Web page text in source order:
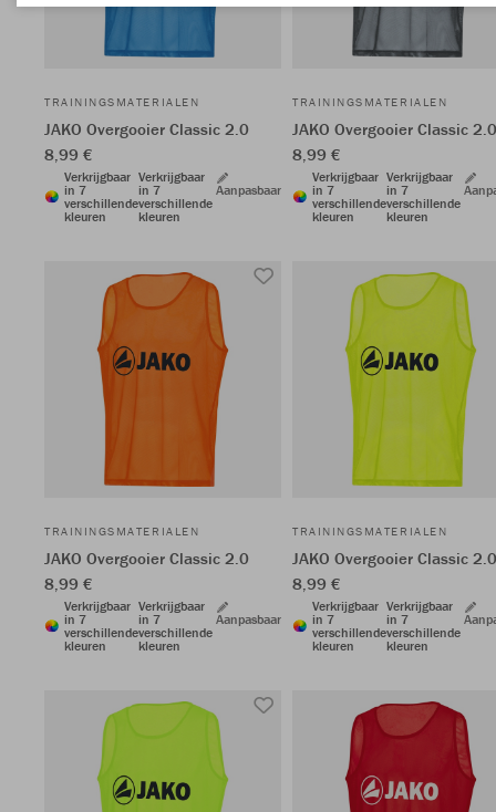
TRAININGSMATERIALEN
JAKO Overgooier Classic 2.0
8,99 €
Verkrijgbaar
in 7
verschillende
kleuren
Verkrijgbaar
in 7
verschillende
kleuren
Aanpasbaar
TRAININGSMATERIALEN
JAKO Overgooier Classic 2.0
8,99 €
Verkrijgbaar
in 7
verschillende
kleuren
Verkrijgbaar
in 7
verschillende
kleuren
TRAININGSMATERIALEN
JAKO Overgooier Classic 2.0
8,99 €
Verkrijgbaar
in 7
verschillende
kleuren
Verkrijgbaar
in 7
verschillende
kleuren
Aanpasbaar
TRAININGSMATERIALEN
JAKO Overgooier Classic 2.0
8,99 €
Verkrijgbaar
in 7
verschillende
kleuren
Verkrijgbaar
in 7
verschillende
kleuren